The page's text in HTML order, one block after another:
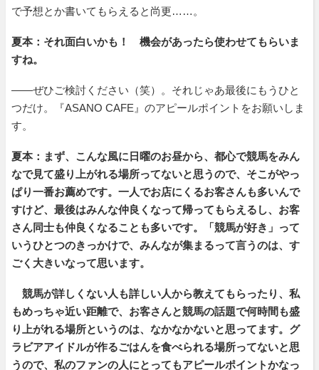
で予想とか書いてもらえると尚更……。
夏本：それ面白いかも！ 機会があったら使わせてもらいま
すね。
――ぜひご検討ください（笑）。それじゃあ最後にもうひと
つだけ。『ASANO CAFE』のアピールポイントをお願いしま
す。
夏本：まず、こんな風に日曜のお昼から、都心で競馬をみん
なで見て盛り上がれる場所ってないと思うので、そこがやっ
ぱり一番お薦めです。一人でお店にくるお客さんも多いんで
すけど、最後はみんな仲良くなって帰ってもらえるし、お客
さん同士も仲良くなることも多いです。「競馬が好き」って
いうひとつのきっかけで、みんなが集まるって言うのは、す
ごく大きいなって思います。
競馬が詳しくない人も詳しい人から教えてもらったり、私
もめっちゃ近い距離で、お客さんと競馬の話題で何時間も盛
り上がれる場所というのは、なかなかないと思ってます。グ
ラビアアイドルが作るごはんを食べられる場所ってないと思
うので、私のファンの人にとってもアピールポイントかなっ